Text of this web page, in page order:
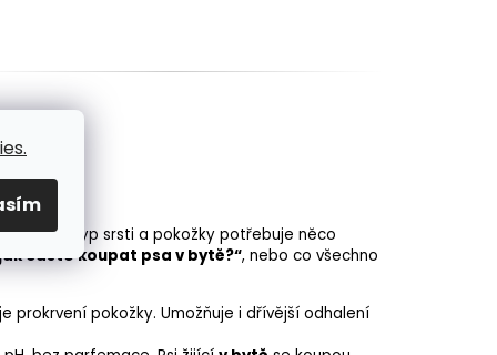
Každý typ srsti a pokožky potřebuje něco
často koupat psa v bytě?“, nebo co všechno
pokožky. Umožňuje i dřívější odhalení